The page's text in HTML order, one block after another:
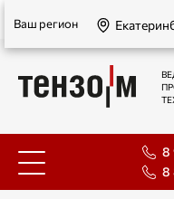
Екатеринбург
Ваш регион
8
8